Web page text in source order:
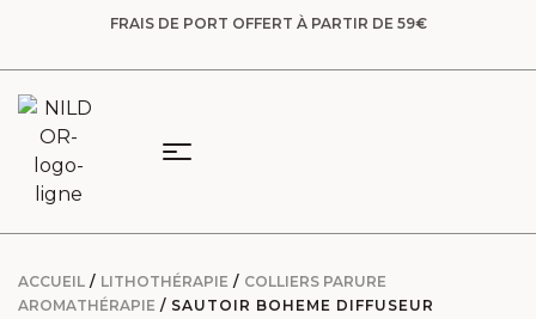
FRAIS DE PORT OFFERT À PARTIR DE 59€
ACCUEIL / LITHOTHÉRAPIE / COLLIERS PARURE
AROMATHÉRAPIE / SAUTOIR BOHEME DIFFUSEUR